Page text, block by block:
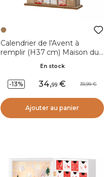
Calendrier de l'Avent à
remplir (H37 cm) Maison du
En stock
-13% 34,99 39,99
Ajouter au panier